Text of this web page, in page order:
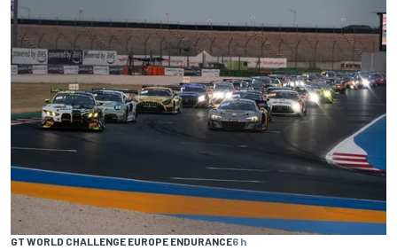
GT WORLD CHALLENGE EUROPE ENDURANCE6 h